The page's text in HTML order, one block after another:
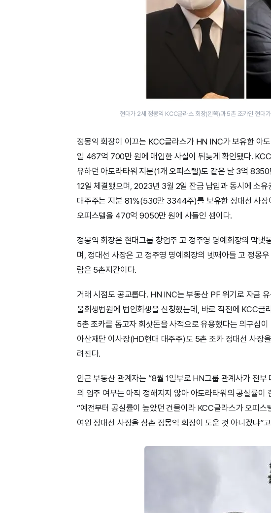
현대가 2세 정몽익 KCC글라스 회장(왼쪽)과 5촌 조카인 현대
정몽익 회장이 이끄는 KCC글라스가 HN INC가 보유한 아
일 467억 700만 원에 매입한 사실이 뒤늦게 확인됐다.
유하던 아도라타워 지분(1개 오피스텔)도 같은 날 3억
12일 체결됐으며, 2023년 3월 2일 잔금 납입과 동시에 소
대주주는 지분 81%(530만 3344주)를 보유한 정대선 사장
오피스텔을 470억 9050만 원에 사들인 셈이다.
정몽익 회장은 현대그룹 창업주 고 정주영 명예회장의 막냇
며, 정대선 사장은 고 정주영 명예회장의 넷째아들 고 정몽
람은 5촌지간이다.
거래 시점도 공교롭다. HN INC는 부동산 PF 위기로 자금
울회생법원에 법인회생을 신청했는데, 바로 직전에 KCC글
5촌 조카를 돕고자 회삿돈을 사적으로 유용했다는 의구심
아산재단 이사장(HD현대 대주주)도 5촌 조카 정대선 사장
려진다.
인근 부동산 관계자는 “8월 1일부로 HN그룹 관계사가 전
의 입주 여부는 아직 정해지지 않아 아도라타워의 공실률
“예전부터 공실률이 높았던 건물이라 KCC글라스가 오피
여읜 정대선 사장을 삼촌 정몽익 회장이 도운 것 아니겠냐”